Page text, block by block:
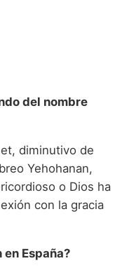
del nombre
diminutivo de
Yehohanan,
o Dios ha
con la gracia
en España?